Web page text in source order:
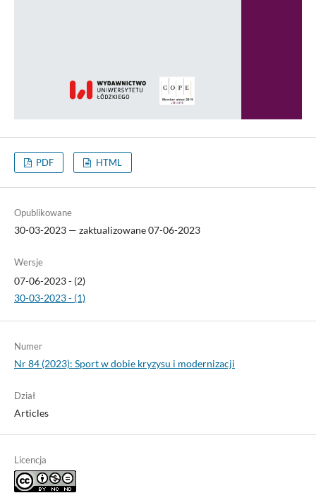
PDF HTML
Opublikowane
30-03-2023 — zaktualizowane 07-06-2023
Wersje
07-06-2023 - (2)
30-03-2023 - (1)
Numer
Nr 84 (2023): Sport w dobie kryzysu i modernizacji
Dział
Articles
Licencja